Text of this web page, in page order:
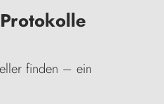
finden – ein